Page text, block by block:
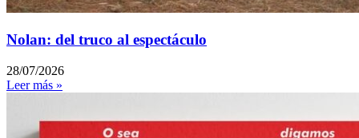
Nolan: del truco al espectáculo
28/07/2026
Leer más »